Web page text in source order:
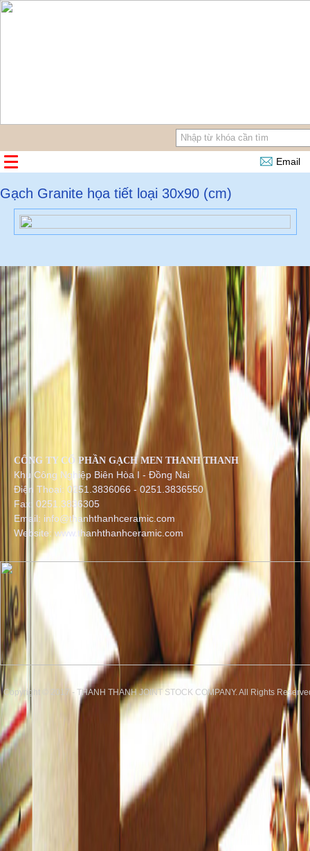
Email
Gạch Granite họa tiết loại 30x90 (cm)
CÔNG TY CỔ PHẦN GẠCH MEN THANH THANH
Khu Công Nghiệp Biên Hòa I - Đồng Nai
Điện Thoại: 0251.3836066 - 0251.3836550
Fax: 0251.3836305
Email: info@thanhthanhceramic.com
Website: www.thanhthanhceramic.com
Copyright © 2017 - THANH THANH JOINT STOCK COMPANY. All Rights